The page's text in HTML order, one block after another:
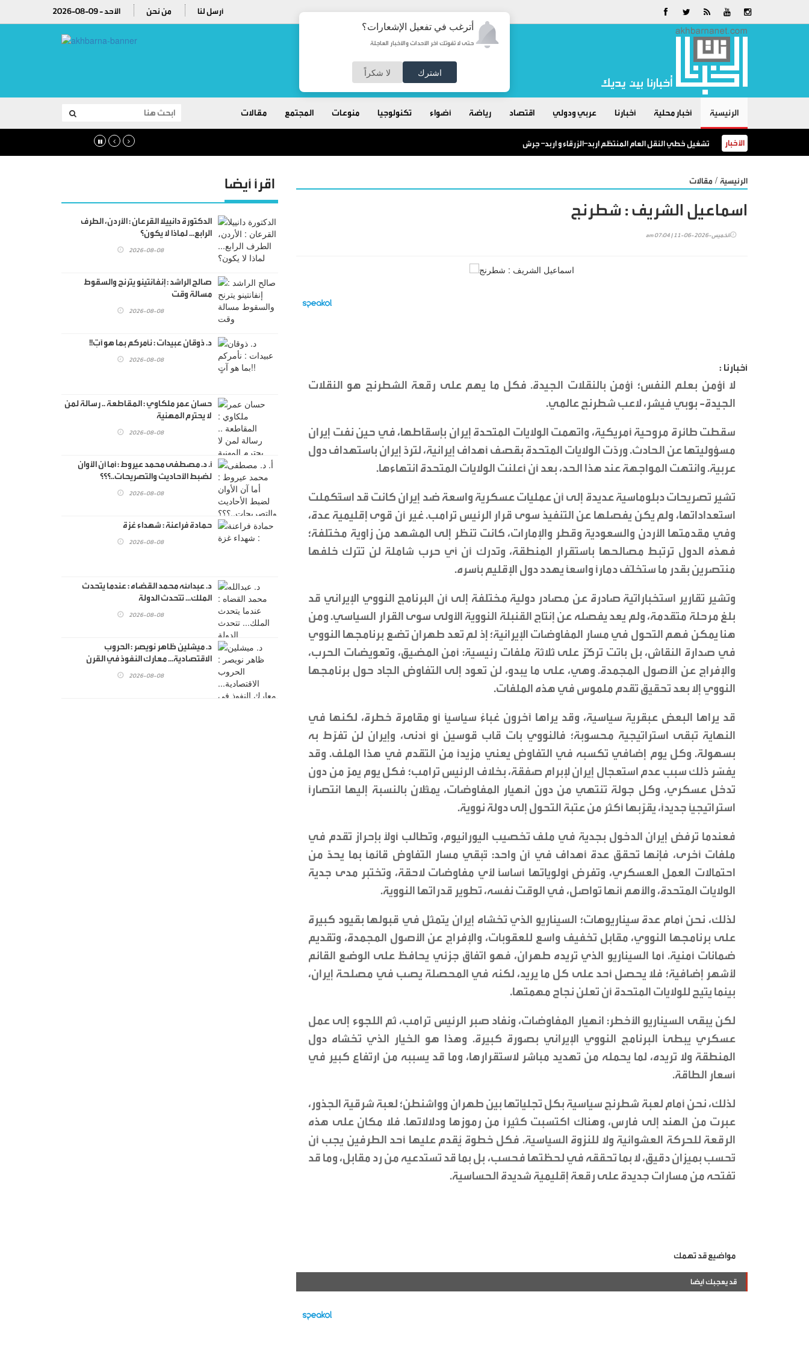
أترغب في تفعيل الإشعارات؟
حتى لا تفوتك آخر الأحداث والأخبار العاجلة
اشترك لا شكراً
2026-08-09 - الأحد من نحن أرسل لنا
الرئيسية أخبار محلية أخبارنا عربي ودولي اقتصاد رياضة أضواء تكنولوجيا منوعات المجتمع مقالات
الأخبار تشغيل خطي النقل العام المنتظم اربد–الزرقاء و اربد– جرش
الرئيسية / مقالات
اسماعيل الشريف : شطرنج
الخميس-2026-06-11 | 07:04 am
أخبارنا :
لا أؤمن بعلم النفس؛ أؤمن بالنقلات الجيدة. فكل ما يهم على رقعة الشطرنج هو النقلات
الجيدة- بوبي فيشر، لاعب شطرنج عالمي.
سقطت طائرة مروحية أمريكية، واتهمت الولايات المتحدة إيران بإسقاطها، في حين نفت إيران
مسؤوليتها عن الحادث. وردّت الولايات المتحدة بقصف أهداف إيرانية، لتردّ إيران باستهداف دول
عربية. وانتهت المواجهة عند هذا الحد، بعد أن أعلنت الولايات المتحدة انتهاءها.
تشير تصريحات دبلوماسية عديدة إلى أن عمليات عسكرية واسعة ضد إيران كانت قد استُكملت
استعداداتها، ولم يكن يفصلها عن التنفيذ سوى قرار الرئيس ترامب. غير أن قوى إقليمية عدة،
وفي مقدمتها الأردن والسعودية وقطر والإمارات، كانت تنظر إلى المشهد من زاوية مختلفة؛
فهذه الدول ترتبط مصالحها باستقرار المنطقة، وتدرك أن أي حرب شاملة لن تترك خلفها
منتصرين بقدر ما ستخلّف دمارًا واسعًا يهدد دول الإقليم بأسره.
وتشير تقارير استخباراتية صادرة عن مصادر دولية مختلفة إلى أن البرنامج النووي الإيراني قد
بلغ مرحلة متقدمة، ولم يعد يفصله عن إنتاج القنبلة النووية الأولى سوى القرار السياسي. ومن
هنا يمكن فهم التحول في مسار المفاوضات الإيرانية؛ إذ لم تعد طهران تضع برنامجها النووي
في صدارة النقاش، بل باتت تركّز على ثلاثة ملفات رئيسية: أمن المضيق، وتعويضات الحرب،
والإفراج عن الأصول المجمدة. وهي، على ما يبدو، لن تعود إلى التفاوض الجاد حول برنامجها
النووي إلا بعد تحقيق تقدم ملموس في هذه الملفات.
قد يراها البعض عبقرية سياسية، وقد يراها آخرون غباءً سياسيًا أو مقامرة خطرة، لكنها في
النهاية تبقى استراتيجية محسوبة؛ فالنووي بات قاب قوسين أو أدنى، وإيران لن تفرّط به
بسهولة. وكل يوم إضافي تكسبه في التفاوض يعني مزيدًا من التقدم في هذا الملف. وقد
يفسّر ذلك سبب عدم استعجال إيران لإبرام صفقة، بخلاف الرئيس ترامب؛ فكل يوم يمرّ من دون
تدخل عسكري، وكل جولة تنتهي من دون انهيار المفاوضات، يمثّلان بالنسبة إليها انتصارًا
استراتيجيًا جديدًا، يقرّبها أكثر من عتبة التحول إلى دولة نووية.
فعندما ترفض إيران الدخول بجدية في ملف تخصيب اليورانيوم، وتطالب أولًا بإحراز تقدم في
ملفات أخرى، فإنها تحقق عدة أهداف في آن واحد: تُبقي مسار التفاوض قائمًا بما يحدّ من
احتمالات العمل العسكري، وتفرض أولوياتها أساسًا لأي مفاوضات لاحقة، وتختبر مدى جدية
الولايات المتحدة، والأهم أنها تواصل، في الوقت نفسه، تطوير قدراتها النووية.
لذلك، نحن أمام عدة سيناريوهات؛ السيناريو الذي تخشاه إيران يتمثل في قبولها بقيود كبيرة
على برنامجها النووي، مقابل تخفيف واسع للعقوبات، والإفراج عن الأصول المجمدة، وتقديم
ضمانات أمنية. أما السيناريو الذي تريده طهران، فهو اتفاق جزئي يحافظ على الوضع القائم
لأشهر إضافية؛ فلا يحصل أحد على كل ما يريد، لكنه في المحصلة يصب في مصلحة إيران،
بينما يتيح للولايات المتحدة أن تعلن نجاح مهمتها.
لكن يبقى السيناريو الأخطر: انهيار المفاوضات، ونفاد صبر الرئيس ترامب، ثم اللجوء إلى عمل
عسكري يبطئ البرنامج النووي الإيراني بصورة كبيرة. وهذا هو الخيار الذي تخشاه دول
المنطقة ولا تريده، لما يحمله من تهديد مباشر لاستقرارها، وما قد يسببه من ارتفاع كبير في
أسعار الطاقة.
لذلك، نحن أمام لعبة شطرنج سياسية بكل تجلياتها بين طهران وواشنطن؛ لعبة شرقية الجذور،
عبرت من الهند إلى فارس، وهناك اكتسبت كثيرًا من رموزها ودلالاتها. فلا مكان على هذه
الرقعة للحركة العشوائية ولا للنزوة السياسية. فكل خطوة يُقدم عليها أحد الطرفين يجب أن
تُحسب بميزان دقيق، لا بما تحققه في لحظتها فحسب، بل بما قد تستدعيه من رد مقابل، وما قد
تفتحه من مسارات جديدة على رقعة إقليمية شديدة الحساسية.
مواضيع قد تهمك
قد يعجبك ايضا
اقرأ أيضا
الدكتورة دانييلا القرعان : الأردن، الطرف
الرابع... لماذا لا يكون؟
2026-08-08
صالح الراشد : إنفانتينو يترنح والسقوط
مسالة وقت
2026-08-08
د. ذوقان عبيدات : نأمركم بما هو آتٍ!!
2026-08-08
حسان عمر ملكاوي : المقاطعة .. رسالة لمن
لا يحترم المهنية
2026-08-08
أ. د. مصطفى محمد عيروط : أما آن الأوان
لضبط الأحاديث والتصريحات..؟؟؟
2026-08-08
حمادة فراعنة : شهداء غزة
2026-08-08
د. عبدالله محمد القضاه : عندما يتحدث
الملك... تتحدث الدولة
2026-08-08
د. ميشلين ظاهر نويصر : الحروب
الاقتصادية... معارك النفوذ في القرن
الحادي والعشرين2026-08-08